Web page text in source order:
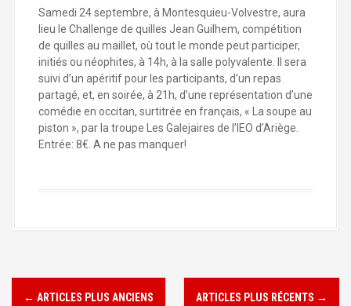
Samedi 24 septembre, à Montesquieu-Volvestre, aura
lieu le Challenge de quilles Jean Guilhem, compétition
de quilles au maillet, où tout le monde peut participer,
initiés ou néophites, à 14h, à la salle polyvalente. Il sera
suivi d’un apéritif pour les participants, d’un repas
partagé, et, en soirée, à 21h, d’une représentation d’une
comédie en occitan, surtitrée en français, « La soupe au
piston », par la troupe Les Galejaires de l’IEO d’Ariège.
Entrée: 8€. A ne pas manquer!
← ARTICLES PLUS ANCIENS ARTICLES PLUS RÉCENTS →